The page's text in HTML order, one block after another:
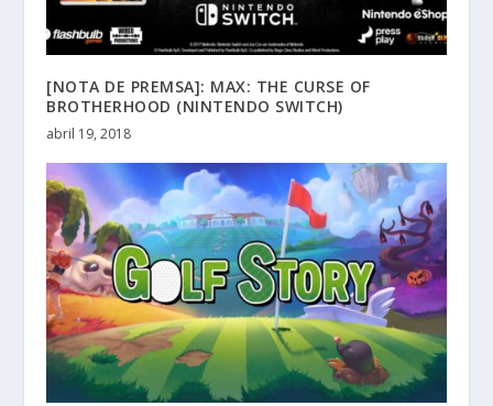
[NOTA DE PREMSA]: MAX: THE CURSE OF
BROTHERHOOD (NINTENDO SWITCH)
abril 19, 2018